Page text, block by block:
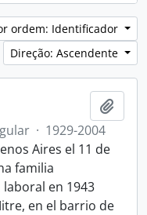
ordem: Identificador
Direção: Ascendente
· 1929-2004
Aires el 11 de
familia
en 1943
en el barrio de